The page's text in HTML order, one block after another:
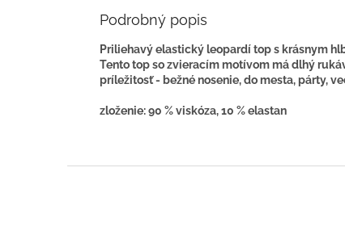
Podrobný popis
Priliehavý elastický leopardí top s krásnym
Tento top so zvieracím motívom má dlhý
príležitosť - bežné nosenie, do mesta, párty,
zloženie: 90 % viskóza, 10 % elastan